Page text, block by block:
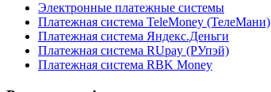
Электронные платежные системы
Платежная система TeleMoney (ТелеМани)
Платежная система Яндекс.Деньги
Платежная система RUpay (РУпэй)
Платежная система RBK Money